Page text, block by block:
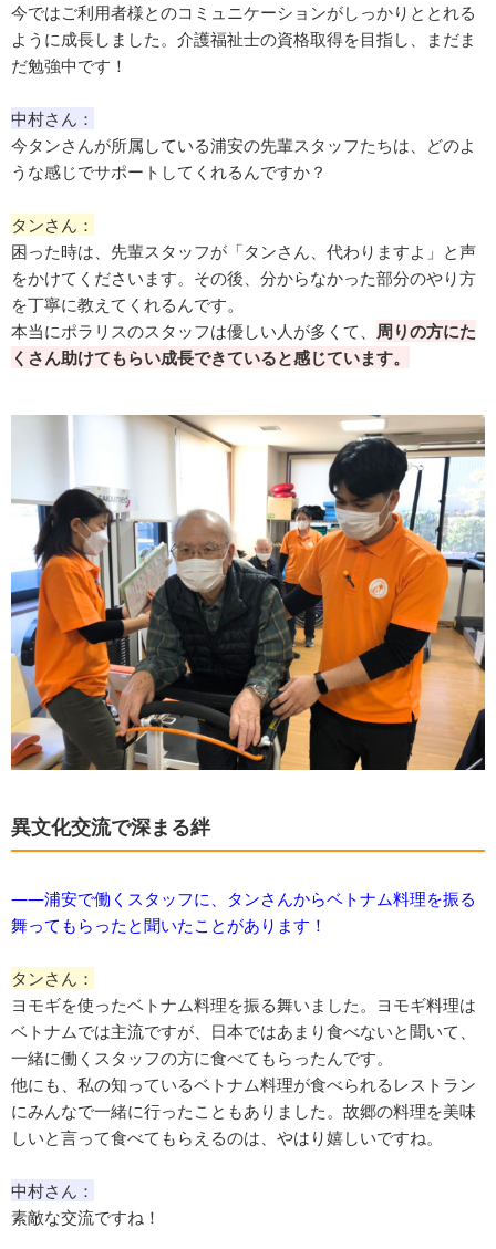
今ではご利用者様とのコミュニケーションがしっかりととれる
ように成長しました。介護福祉士の資格取得を目指し、まだま
だ勉強中です！
中村さん：
今タンさんが所属している浦安の先輩スタッフたちは、どのよ
うな感じでサポートしてくれるんですか？
タンさん：
困った時は、先輩スタッフが「タンさん、代わりますよ」と声
をかけてくださいます。その後、分からなかった部分のやり方
を丁寧に教えてくれるんです。
本当にポラリスのスタッフは優しい人が多くて、 周りの方にた
くさん助けてもらい成長できていると感じています。
異文化交流で深まる絆
​――浦安で働くスタッフに、タンさんからベトナム料理を振る
舞ってもらったと聞いたことがあります！
タンさん：
ヨモギを使ったベトナム料理を振る舞いました。ヨモギ料理は
ベトナムでは主流ですが、日本ではあまり食べないと聞いて、
一緒に働くスタッフの方に食べてもらったんです。
他にも、私の知っているベトナム料理が食べられるレストラン
にみんなで一緒に行ったこともありました。故郷の料理を美味
しいと言って食べてもらえるのは、やはり嬉しいですね。
中村さん：
素敵な交流ですね！